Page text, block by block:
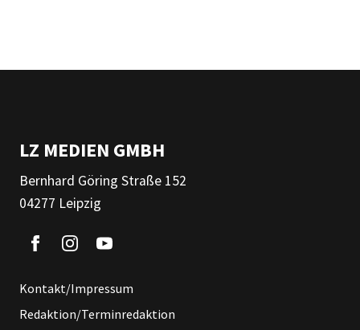
LZ MEDIEN GMBH
Bernhard Göring Straße 152
04277 Leipzig
Kontakt/Impressum
Redaktion/Terminredaktion